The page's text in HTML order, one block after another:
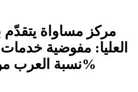
مركز مساواة يتقدّم
العليا: مفوضية خدمات
نسبة العرب من موظفيها لا تتجاوز 2%